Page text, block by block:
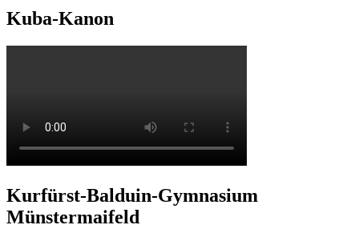
Kuba-Kanon
Kurfürst-Balduin-Gymnasium
Münstermaifeld